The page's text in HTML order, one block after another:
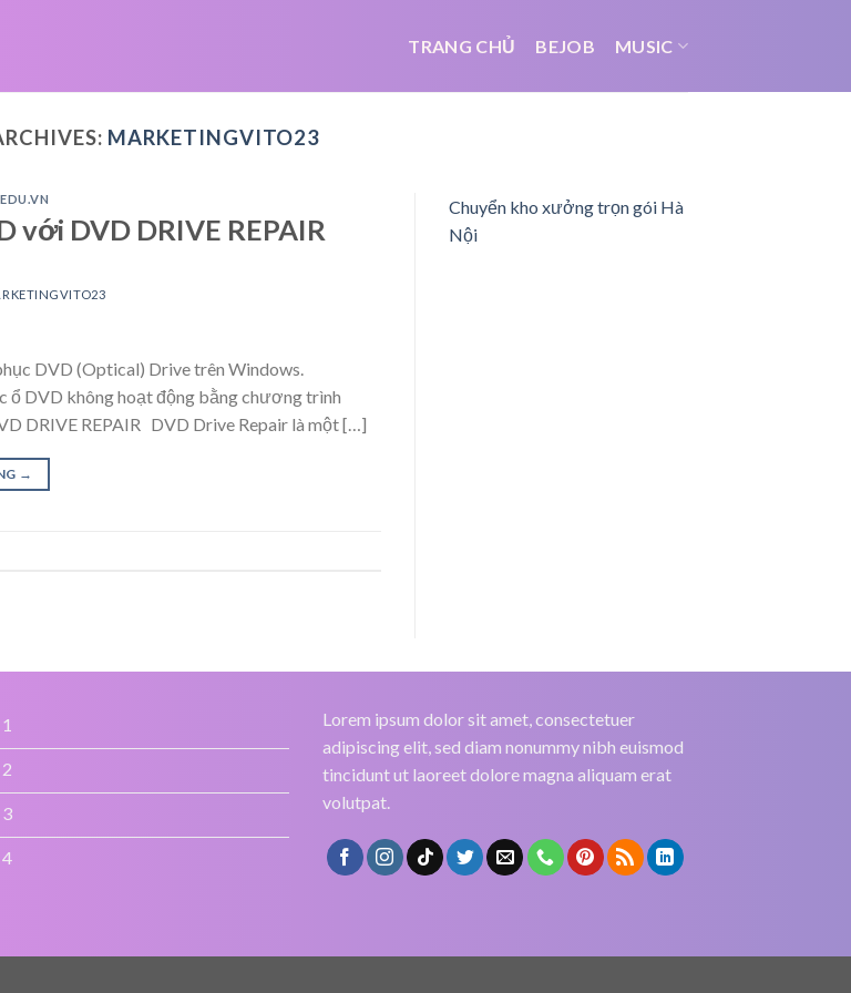
TRANG CHỦ BEJOB MUSIC
MARKETINGVITO23
với DVD DRIVE REPAIR
DVD (Optical) Drive trên Windows.
ổ DVD không hoạt động bằng chương trình
DRIVE REPAIR DVD Drive Repair là một […]
→
Chuyển kho xưởng trọn gói Hà
Nội
Lorem ipsum dolor sit amet, consectetuer
adipiscing elit, sed diam nonummy nibh euismod
tincidunt ut laoreet dolore magna aliquam erat
volutpat.